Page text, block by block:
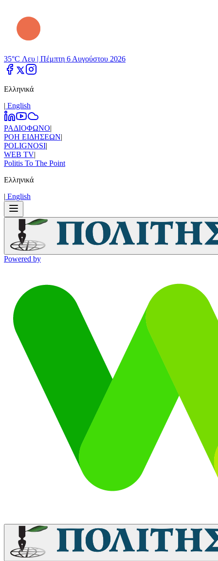
35°C Λευ | Πέμπτη 6 Αυγούστου 2026
Ελληνικά
| Εnglish
ΡΑΔΙΟΦΩΝΟ|
ΡΟΗ ΕΙΔΗΣΕΩΝ|
POLIGNOSI|
WEB TV|
Politis To The Point
Ελληνικά
| Εnglish
Powered by